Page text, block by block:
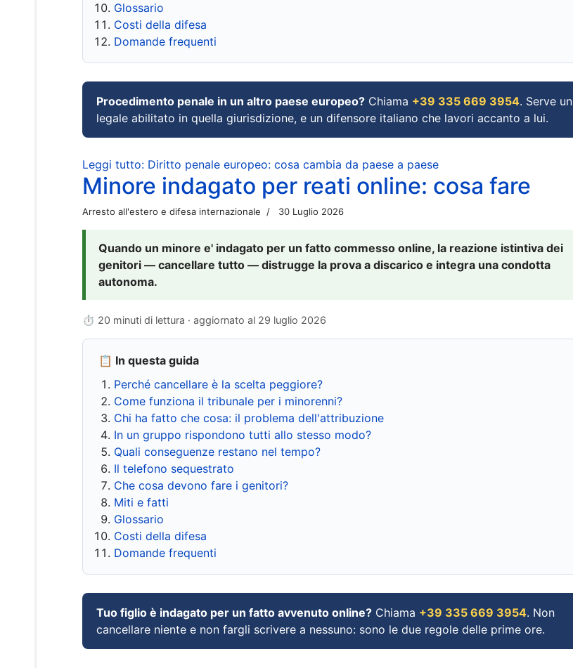
Glossario
Costi della difesa
Domande frequenti
Procedimento penale in un altro paese europeo? Chiama +39 335 669 3954. Serve un
legale abilitato in quella giurisdizione, e un difensore italiano che lavori accanto a lui.
Leggi tutto: Diritto penale europeo: cosa cambia da paese a paese
Minore indagato per reati online: cosa fare
Arresto all'estero e difesa internazionale 30 Luglio 2026
Quando un minore e' indagato per un fatto commesso online, la reazione istintiva dei
genitori — cancellare tutto — distrugge la prova a discarico e integra una condotta
autonoma.
⏱ 20 minuti di lettura · aggiornato al 29 luglio 2026
📋 In questa guida
Perché cancellare è la scelta peggiore?
Come funziona il tribunale per i minorenni?
Chi ha fatto che cosa: il problema dell'attribuzione
In un gruppo rispondono tutti allo stesso modo?
Quali conseguenze restano nel tempo?
Il telefono sequestrato
Che cosa devono fare i genitori?
Miti e fatti
Glossario
Costi della difesa
Domande frequenti
Tuo figlio è indagato per un fatto avvenuto online? Chiama +39 335 669 3954. Non
cancellare niente e non fargli scrivere a nessuno: sono le due regole delle prime ore.